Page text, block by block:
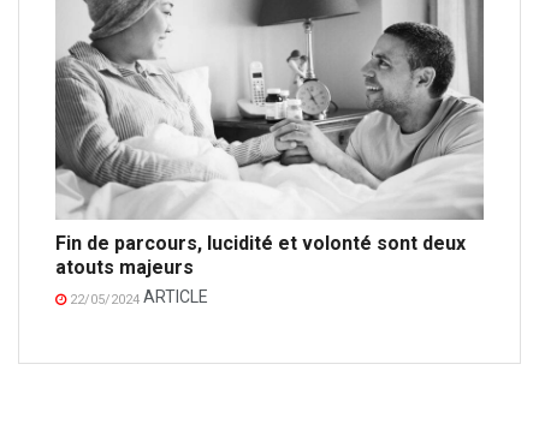
Fin de parcours, lucidité et volonté sont deux
atouts majeurs
22/05/2024 ARTICLE